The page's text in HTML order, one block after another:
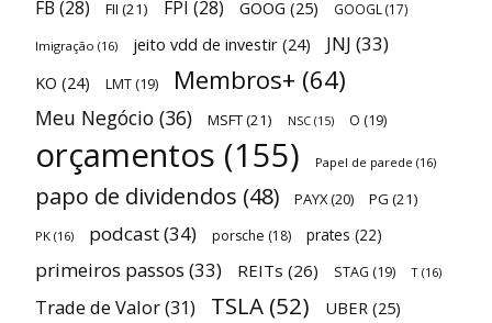
FB (28) FII (21) FPI (28) GOOG (25) GOOGL(17)
Imigração (16) jeito vdd de investir (24) JNJ (33)
KO (24) LMT (19) Membros+ (64)
Meu Negócio (36) MSFT(21) NSC (15) O (19)
orçamentos (155) Papel de parede (16)
papo de dividendos (48) PAYX(20) PG (21)
PK (16) podcast(34) porsche (18) prates (22)
primeiros passos (33) REITs (26) STAG (19) T (16)
Trade de Valor(31) TSLA (52) UBER (25)